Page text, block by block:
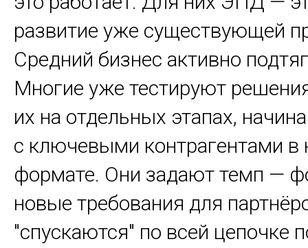
развитие уже существующей
Средний бизнес активно
Многие уже тестируют
их на отдельных этапах,
с ключевыми контрагентами в
формате. Они задают темп —
новые требования для
"спускаются" по всей цепочке